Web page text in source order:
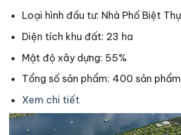
Loại hình đầu tư: Nhà Phố Biệt
Diện tích khu đất: 23 ha
Mật độ xây dựng: 55%
Tổng số sản phẩm: 400 sản
Xem chi tiết